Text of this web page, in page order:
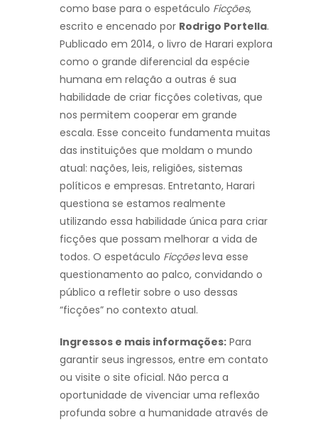
como base para o espetáculo Ficções,
escrito e encenado por Rodrigo Portella.
Publicado em 2014, o livro de Harari explora
como o grande diferencial da espécie
humana em relação a outras é sua
habilidade de criar ficções coletivas, que
nos permitem cooperar em grande
escala. Esse conceito fundamenta muitas
das instituições que moldam o mundo
atual: nações, leis, religiões, sistemas
políticos e empresas. Entretanto, Harari
questiona se estamos realmente
utilizando essa habilidade única para criar
ficções que possam melhorar a vida de
todos. O espetáculo Ficçõesleva esse
questionamento ao palco, convidando o
público a refletir sobre o uso dessas
“ficções” no contexto atual.
Ingressos e mais informações: Para
garantir seus ingressos, entre em contato
ou visite o site oficial. Não perca a
oportunidade de vivenciar uma reflexão
profunda sobre a humanidade através de